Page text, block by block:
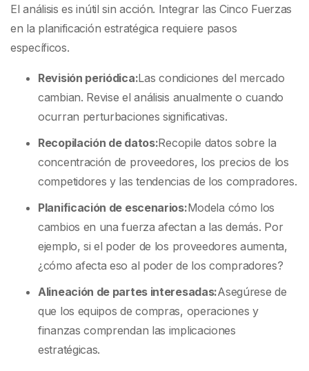
El análisis es inútil sin acción. Integrar las Cinco Fuerzas
en la planificación estratégica requiere pasos
específicos.
Revisión periódica:Las condiciones del mercado
cambian. Revise el análisis anualmente o cuando
ocurran perturbaciones significativas.
Recopilación de datos:Recopile datos sobre la
concentración de proveedores, los precios de los
competidores y las tendencias de los compradores.
Planificación de escenarios:Modela cómo los
cambios en una fuerza afectan a las demás. Por
ejemplo, si el poder de los proveedores aumenta,
¿cómo afecta eso al poder de los compradores?
Alineación de partes interesadas:Asegúrese de
que los equipos de compras, operaciones y
finanzas comprendan las implicaciones
estratégicas.